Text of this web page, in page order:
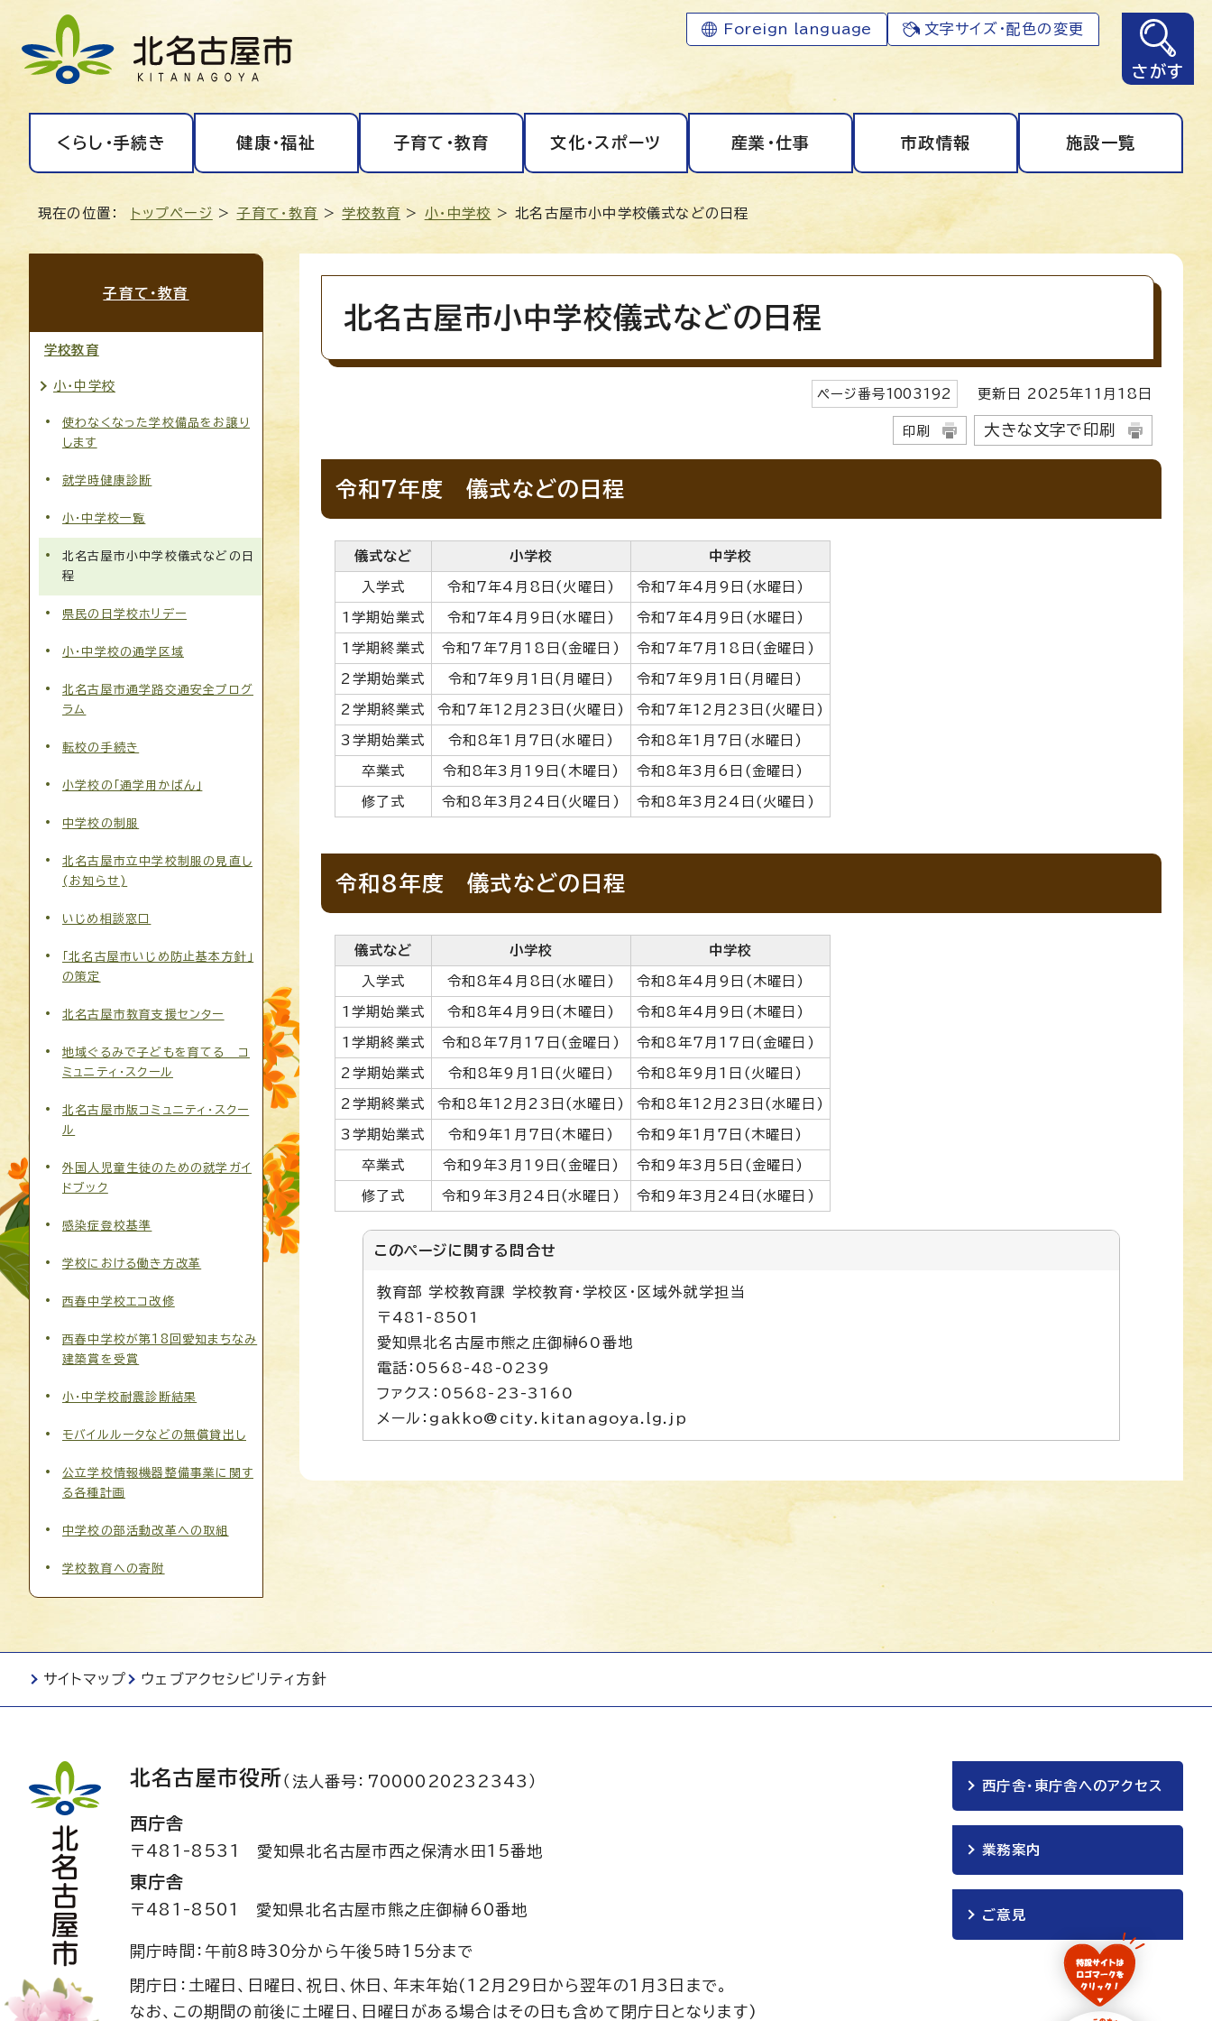
Foreign language 文字サイズ・配色の変更
さがす
くらし・手続き 健康・福祉 子育て・教育 文化・スポーツ 産業・仕事 市政情報 施設一覧
現在の位置： トップページ >子育て・教育 >学校教育 > 小・中学校 > 北名古屋市小中学校儀式などの日程
北名古屋市小中学校儀式などの日程
ページ番号1003192 更新日 2025年11 月 18 日
印刷 大きな文字で印刷
令和7年度 儀式などの日程
儀式など 小学校 中学校
入学式 令和7年4月8日(火曜日) 令和7年4月9日(水曜日)
1学期始業式 令和7年4月9日(水曜日) 令和7年4月9日(水曜日)
1学期終業式 令和7年7月18日(金曜日) 令和7年7月18日(金曜日)
2学期始業式 令和7年9月1日(月曜日) 令和7年9月1日(月曜日)
2学期終業式 令和7年12月23日(火曜日) 令和7年12月23日(火曜日)
3学期始業式 令和8年1月7日(水曜日) 令和8年1月7日(水曜日)
卒業式 令和8年3月19日(木曜日) 令和8年3月6日(金曜日)
修了式 令和8年3月24日(火曜日) 令和8年3月24日(火曜日)
令和8年度 儀式などの日程
儀式など 小学校 中学校
入学式 令和8年4月8日(水曜日) 令和8年4月9日(木曜日)
1学期始業式 令和8年4月9日(木曜日) 令和8年4月9日(木曜日)
1学期終業式 令和8年7月17日(金曜日) 令和8年7月17日(金曜日)
2学期始業式 令和8年9月1日(火曜日) 令和8年9月1日(火曜日)
2学期終業式 令和8年12月23日(水曜日) 令和8年12月23日(水曜日)
3学期始業式 令和9年1月7日(木曜日) 令和9年1月7日(木曜日)
卒業式 令和9年3月19日(金曜日) 令和9年3月5日(金曜日)
修了式 令和9年3月24日(水曜日) 令和9年3月24日(水曜日)
このページに関する 問合せ
教育部 学校教育課 学校教育・学校区・区域外就学担当
〒481-8501
愛知県北名古屋市熊之庄御榊60番地
電話：0568-48-0239
ファクス：0568-23-3160
メール：gakko@city.kitanagoya.lg.jp
子育て・教育
学校教育
小・中学校
使わなくなった学校備品をお譲り
します
就学時健康診断
小・中学校一覧
北名古屋市小中学校儀式などの日
程
県民の日学校ホリデー
小・中学校の通学区域
北名古屋市通学路交通安全プログ
ラム
転校の手続き
小学校の「通学用かばん」
中学校の制服
北名古屋市立中学校制服の見直し
(お知らせ)
いじめ相談窓口
「北名古屋市いじめ防止基本方針」
の策定
北名古屋市教育支援センター
地域ぐるみで子どもを育てる コ
ミュニティ・スクール
北名古屋市版コミュニティ・スクー
ル
外国人児童生徒のための就学ガイ
ドブック
感染症登校基準
学校における働き方改革
西春中学校エコ改修
西春中学校が第18回愛知まちなみ
建築賞を受賞
小・中学校耐震診断結果
モバイルルータなどの無償貸出し
公立学校情報機器整備事業に関す
る各種計画
中学校の部活動改革への取組
学校教育への寄附
サイトマップ ウェブアクセシビリティ方針
北名古屋市役所（法人番号：7000020232343）
西庁舎
〒481-8531 愛知県北名古屋市西之保清水田15番地
東庁舎
〒481-8501 愛知県北名古屋市熊之庄御榊60番地
開庁時間：午前8時30分から午後5時15分まで
閉庁日：土曜日、日曜日、祝日、休日、年末年始(12月29日から翌年の1月3日まで。
なお、この期間の前後に土曜日、日曜日がある場合はその日も含めて閉庁日となります)
西庁舎・東庁舎へのアクセス
業務案内
ご意見